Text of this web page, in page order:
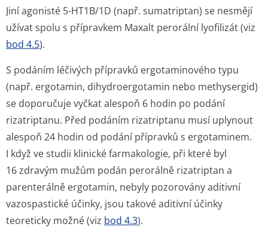
Jiní agonisté 5-HT1B/1D (např. sumatriptan) se nesmějí
užívat spolu s přípravkem Maxalt perorální lyofilizát (viz
bod 4.5).
S podáním léčivých přípravků ergotaminového typu
(např. ergotamin, dihydroergotamin nebo methysergid)
se doporučuje vyčkat alespoň 6 hodin po podání
rizatriptanu. Před podáním rizatriptanu musí uplynout
alespoň 24 hodin od podání přípravků s ergotaminem.
I když ve studii klinické farmakologie, při které byl
16 zdravým mužům podán perorálně rizatriptan a
parenterálně ergotamin, nebyly pozorovány aditivní
vazospastické účinky, jsou takové aditivní účinky
teoreticky možné (viz bod 4.3).